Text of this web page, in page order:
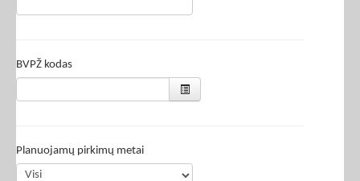
BVPŽ kodas
Planuojamų pirkimų metai